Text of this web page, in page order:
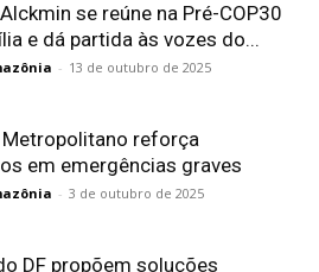
se reúne na Pré-COP30
e dá partida às vozes do...
- 13 de outubro de 2025
reforça
em emergências graves
- 3 de outubro de 2025
DF propõem soluções